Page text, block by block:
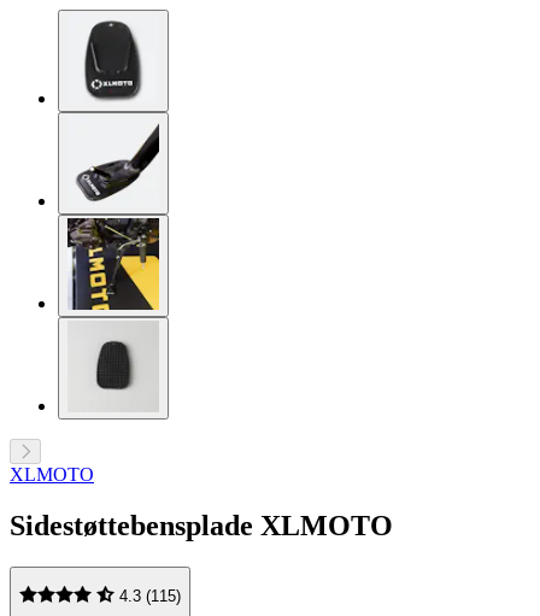
XLMOTO
Sidestøttebensplade XLMOTO
4.3 (115)